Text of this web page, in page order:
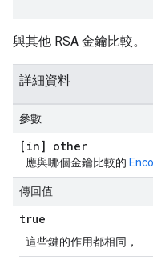
與其他 RSA 金鑰比較。
詳細資料
參數
[in] other
應與哪個金鑰比較的
傳回值
true
這些鍵的作用都相同，